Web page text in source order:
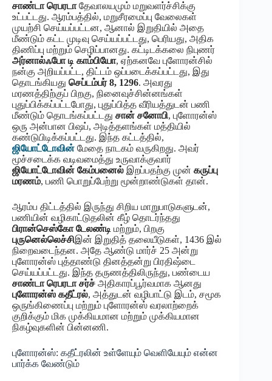
சாண்டா ரெபரடாதேவாலயமும் மறுவளர்ச்சிக்கு
உட்பட்டது. ஆரம்பத்தில், மறுசீரமைப்பு வேலைகள்
முயற்சி செய்யப்பட்டன, ஆனால் இறுதியில் அதை
மீண்டும் கட்ட முடிவு செய்யப்பட்டது, பெரியது, அதிக
திணிப்பு மற்றும் செழிப்பானது. கட்டிடக்கலை நிபுணர்
அர்னால்ஃபோ டி காம்பியோ, ஏற்கனவே புளோரன்சில்
நன்கு அறியப்பட்ட, திட்டம் ஒப்படைக்கப்பட்டது, இது
தொடங்கியது செப்டம்பர் 8, 1296. அவரது
மரணத்திற்குப் பிறகு, நினைவுச்சின்னங்கள்
புதுப்பிக்கப்பட்டபோது, புதுப்பித்த வீரியத்துடன் பணி
மீண்டும் தொடங்கப்பட்டது சான் சனோபி, புளோரன்ஸ்
ஒரு அன்பான பிஷப், அடித்தளங்கள் மத்தியில்
கண்டுபிடிக்கப்பட்டது. இந்த கட்டத்தில்,
ஜியோட்டோவின் மேதை நாடகம் வருகிறது. அவர்
மூச்சடைக்க வடிவமைத்து உருவாக்குவார்
ஜியோட்டோவின் கேம்பனைல் இறப்பதற்கு முன் கருப்பு
மரணம், பணி பொறுப்பேற்று மூன்றாண்டுகள் தான்.
ஆரம்ப திட்டத்தில் இருந்து சிறிய மாறுபாடுகளுடன்,
பணியின் வழிகாட்டுதலின் கீழ் தொடர்ந்தது
பிரான்செஸ்கோ டேலண்டி மற்றும், பிறகு
புருனெல்லெச்சிஇன் இறுதித் தலையீடுகள், 1436 இல்
நிறைவடைந்தன. அதே ஆண்டு மார்ச் 25 அன்று
புளோரன்ஸ் புத்தாண்டு தினத்தன்று பிரதிஷ்டை
செய்யப்பட்டது. இந்த தருணத்திலிருந்து, பண்டைய
சாண்டா ரெபரடா சர்ச் அதிகாரப்பூர்வமாக ஆனது
புளோரன்ஸ் கதீட்ரல், அத்துடன் வழிபாட்டு இடம், சமூக
ஒருங்கிணைப்பு மற்றும் புளோரன்ஸ் வரலாற்றைக்
குறிக்கும் மிக முக்கியமான மற்றும் முக்கியமான
நிகழ்வுகளின் பின்னணி.
புளோரன்ஸ்: கதீட்ரலின் உள்ளேயும் வெளியேயும் என்ன
பார்க்க வேண்டும்